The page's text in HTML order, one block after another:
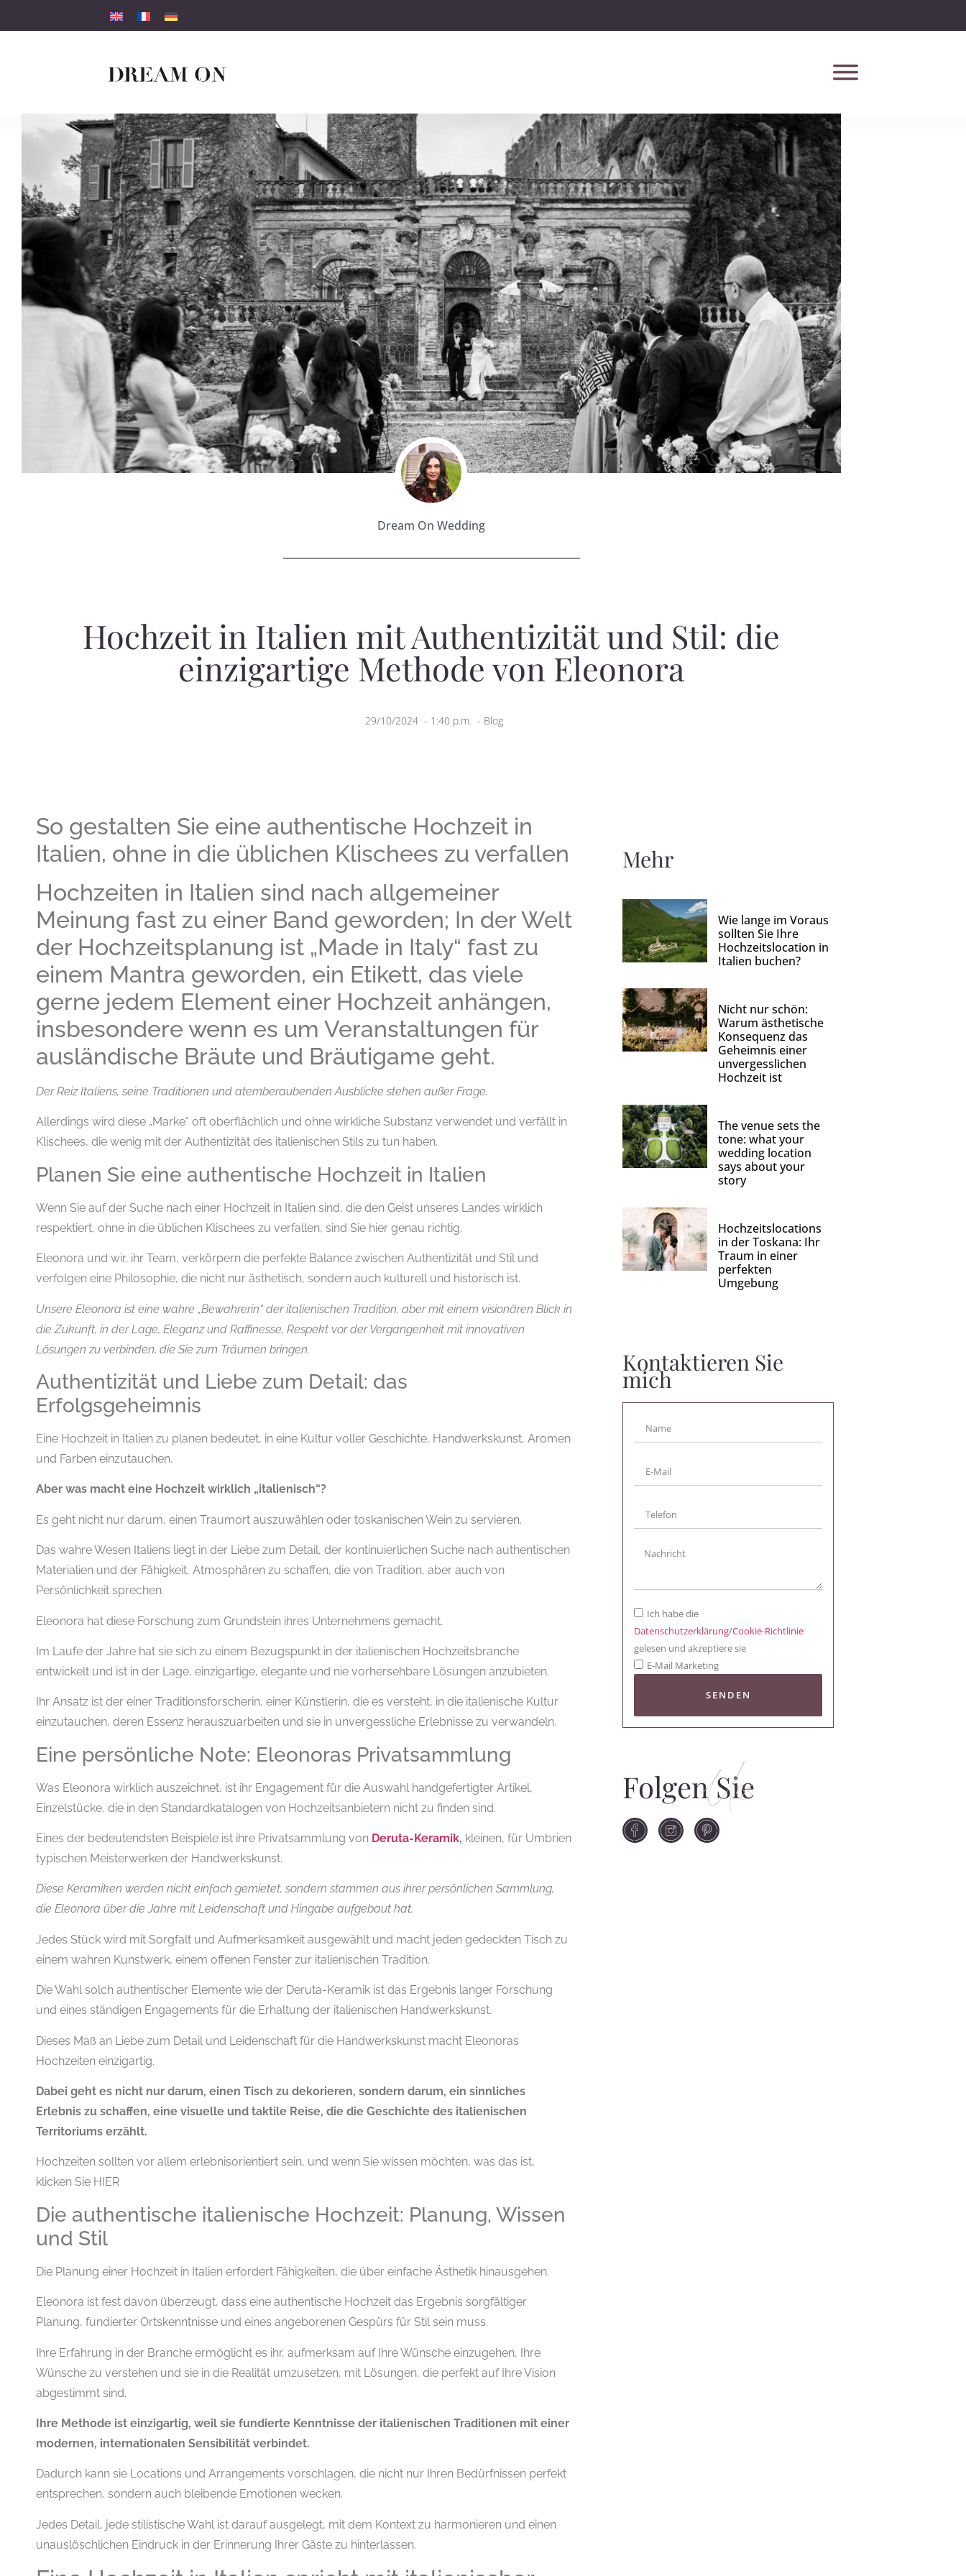
Dream On Wedding
Hochzeit in Italien mit Authentizität und Stil: die
einzigartige Methode von Eleonora
29/10/2024 - 1:40 p.m. - Blog
So gestalten Sie eine authentische Hochzeit in
Italien, ohne in die üblichen Klischees zu verfallen
Hochzeiten in Italien sind nach allgemeiner
Meinung fast zu einer Band geworden; In der Welt
der Hochzeitsplanung ist „Made in Italy“ fast zu
einem Mantra geworden, ein Etikett, das viele
gerne jedem Element einer Hochzeit anhängen,
insbesondere wenn es um Veranstaltungen für
ausländische Bräute und Bräutigame geht.
Der Reiz Italiens, seine Traditionen und atemberaubenden Ausblicke stehen außer Frage.
Allerdings wird diese „Marke“ oft oberflächlich und ohne wirkliche Substanz verwendet und verfällt in
Klischees, die wenig mit der Authentizität des italienischen Stils zu tun haben.
Planen Sie eine authentische Hochzeit in Italien
Wenn Sie auf der Suche nach einer Hochzeit in Italien sind, die den Geist unseres Landes wirklich
respektiert, ohne in die üblichen Klischees zu verfallen, sind Sie hier genau richtig.
Eleonora und wir, ihr Team, verkörpern die perfekte Balance zwischen Authentizität und Stil und
verfolgen eine Philosophie, die nicht nur ästhetisch, sondern auch kulturell und historisch ist.
Unsere Eleonora ist eine wahre „Bewahrerin“ der italienischen Tradition, aber mit einem visionären Blick in
die Zukunft, in der Lage, Eleganz und Raffinesse, Respekt vor der Vergangenheit mit innovativen
Lösungen zu verbinden, die Sie zum Träumen bringen.
Authentizität und Liebe zum Detail: das
Erfolgsgeheimnis
Eine Hochzeit in Italien zu planen bedeutet, in eine Kultur voller Geschichte, Handwerkskunst, Aromen
und Farben einzutauchen.
Aber was macht eine Hochzeit wirklich „italienisch“?
Es geht nicht nur darum, einen Traumort auszuwählen oder toskanischen Wein zu servieren.
Das wahre Wesen Italiens liegt in der Liebe zum Detail, der kontinuierlichen Suche nach authentischen
Materialien und der Fähigkeit, Atmosphären zu schaffen, die von Tradition, aber auch von
Persönlichkeit sprechen.
Eleonora hat diese Forschung zum Grundstein ihres Unternehmens gemacht.
Im Laufe der Jahre hat sie sich zu einem Bezugspunkt in der italienischen Hochzeitsbranche
entwickelt und ist in der Lage, einzigartige, elegante und nie vorhersehbare Lösungen anzubieten.
Ihr Ansatz ist der einer Traditionsforscherin, einer Künstlerin, die es versteht, in die italienische Kultur
einzutauchen, deren Essenz herauszuarbeiten und sie in unvergessliche Erlebnisse zu verwandeln.
Eine persönliche Note: Eleonoras Privatsammlung
Was Eleonora wirklich auszeichnet, ist ihr Engagement für die Auswahl handgefertigter Artikel,
Einzelstücke, die in den Standardkatalogen von Hochzeitsanbietern nicht zu finden sind.
Eines der bedeutendsten Beispiele ist ihre Privatsammlung von Deruta-Keramik, kleinen, für Umbrien
typischen Meisterwerken der Handwerkskunst.
Diese Keramiken werden nicht einfach gemietet, sondern stammen aus ihrer persönlichen Sammlung,
die Eleonora über die Jahre mit Leidenschaft und Hingabe aufgebaut hat.
Jedes Stück wird mit Sorgfalt und Aufmerksamkeit ausgewählt und macht jeden gedeckten Tisch zu
einem wahren Kunstwerk, einem offenen Fenster zur italienischen Tradition.
Die Wahl solch authentischer Elemente wie der Deruta-Keramik ist das Ergebnis langer Forschung
und eines ständigen Engagements für die Erhaltung der italienischen Handwerkskunst.
Dieses Maß an Liebe zum Detail und Leidenschaft für die Handwerkskunst macht Eleonoras
Hochzeiten einzigartig.
Dabei geht es nicht nur darum, einen Tisch zu dekorieren, sondern darum, ein sinnliches
Erlebnis zu schaffen, eine visuelle und taktile Reise, die die Geschichte des italienischen
Territoriums erzählt.
Hochzeiten sollten vor allem erlebnisorientiert sein, und wenn Sie wissen möchten, was das ist,
klicken Sie HIER
Die authentische italienische Hochzeit: Planung, Wissen
und Stil
Die Planung einer Hochzeit in Italien erfordert Fähigkeiten, die über einfache Ästhetik hinausgehen.
Eleonora ist fest davon überzeugt, dass eine authentische Hochzeit das Ergebnis sorgfältiger
Planung, fundierter Ortskenntnisse und eines angeborenen Gespürs für Stil sein muss.
Ihre Erfahrung in der Branche ermöglicht es ihr, aufmerksam auf Ihre Wünsche einzugehen, Ihre
Wünsche zu verstehen und sie in die Realität umzusetzen, mit Lösungen, die perfekt auf Ihre Vision
abgestimmt sind.
Ihre Methode ist einzigartig, weil sie fundierte Kenntnisse der italienischen Traditionen mit einer
modernen, internationalen Sensibilität verbindet.
Dadurch kann sie Locations und Arrangements vorschlagen, die nicht nur Ihren Bedürfnissen perfekt
entsprechen, sondern auch bleibende Emotionen wecken.
Jedes Detail, jede stilistische Wahl ist darauf ausgelegt, mit dem Kontext zu harmonieren und einen
unauslöschlichen Eindruck in der Erinnerung Ihrer Gäste zu hinterlassen.
Mehr
Wie lange im Voraus
sollten Sie Ihre
Hochzeitslocation in
Italien buchen?
Nicht nur schön:
Warum ästhetische
Konsequenz das
Geheimnis einer
unvergesslichen
Hochzeit ist
The venue sets the
tone: what your
wedding location
says about your
story
Hochzeitslocations
in der Toskana: Ihr
Traum in einer
perfekten
Umgebung
Kontaktieren Sie
mich
Ich habe die
Datenschutzerklärung/Cookie-Richtlinie
gelesen und akzeptiere sie
E-Mail Marketing
SENDEN
Folgen Sie
Uns